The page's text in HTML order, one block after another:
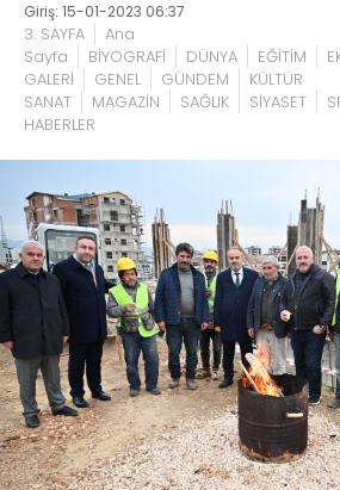
Giriş: 15-01-2023 06:37
3. SAYFA
Ana
Sayfa
BİYOGRAFİ DÜNYA EĞİTİM
GALERİ
GENEL GÜNDEM
KÜLTÜR
SANAT
MAGAZİN SAĞLIK SİYASET
HABERLER